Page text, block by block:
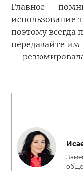
Главное —
использование
поэтому
передавайте
—